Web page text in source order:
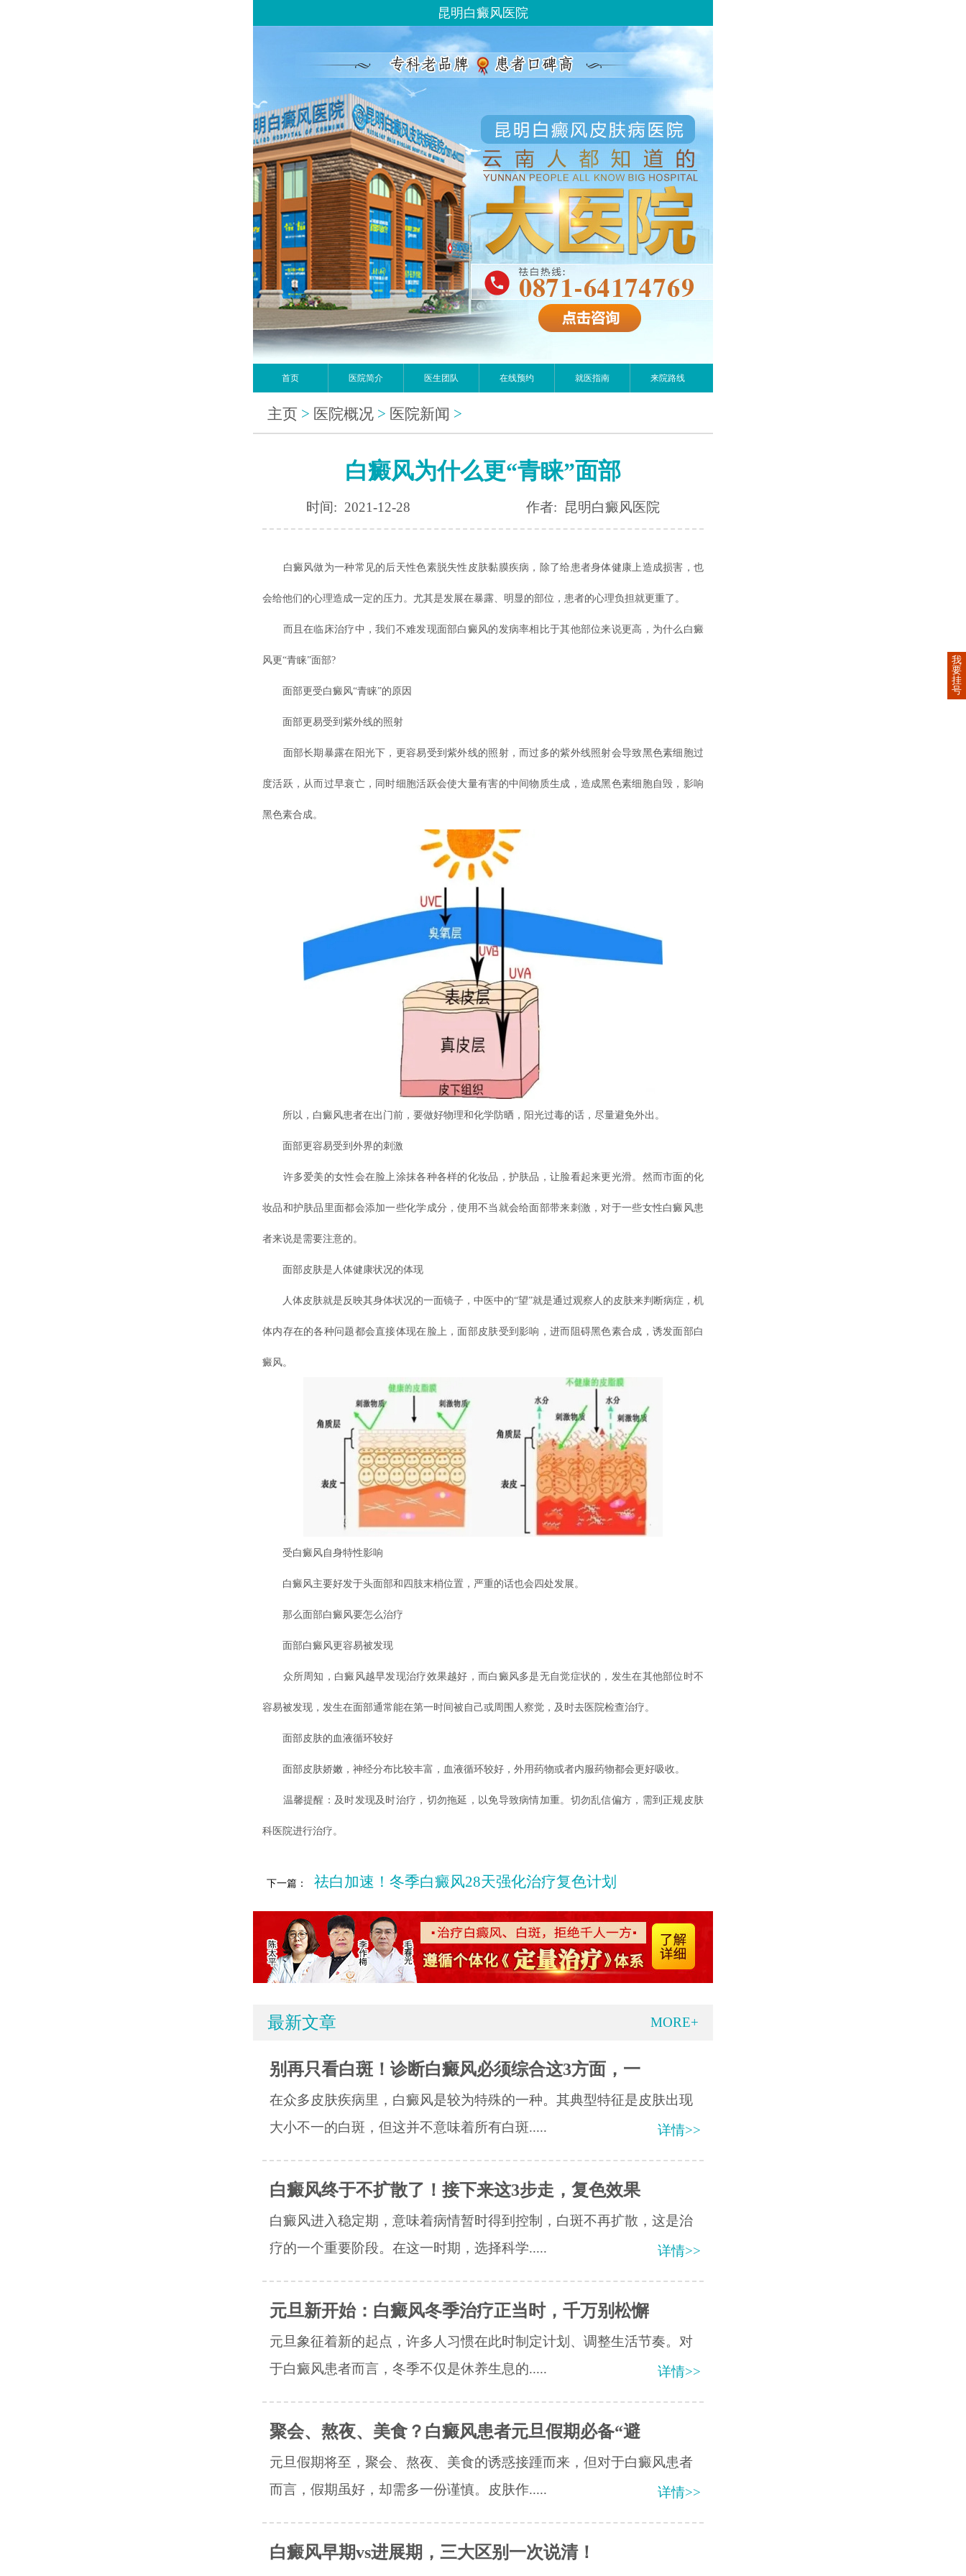
昆明白癜风医院
首页 医院简介 医生团队 在线预约 就医指南 来院路线
主页 > 医院概况 > 医院新闻 >
白癜风为什么更“青睐”面部
时间: 2021-12-28 作者: 昆明白癜风医院
白癜风做为一种常见的后天性色素脱失性皮肤黏膜疾病，除了给患者身体健康上造成损害，也
会给他们的心理造成一定的压力。尤其是发展在暴露、明显的部位，患者的心理负担就更重了。
而且在临床治疗中，我们不难发现面部白癜风的发病率相比于其他部位来说更高，为什么白癜
风更“青睐”面部?
面部更受白癜风“青睐”的原因
面部更易受到紫外线的照射
面部长期暴露在阳光下，更容易受到紫外线的照射，而过多的紫外线照射会导致黑色素细胞过
度活跃，从而过早衰亡，同时细胞活跃会使大量有害的中间物质生成，造成黑色素细胞自毁，影响
黑色素合成。
所以，白癜风患者在出门前，要做好物理和化学防晒，阳光过毒的话，尽量避免外出。
面部更容易受到外界的刺激
许多爱美的女性会在脸上涂抹各种各样的化妆品，护肤品，让脸看起来更光滑。然而市面的化
妆品和护肤品里面都会添加一些化学成分，使用不当就会给面部带来刺激，对于一些女性白癜风患
者来说是需要注意的。
面部皮肤是人体健康状况的体现
人体皮肤就是反映其身体状况的一面镜子，中医中的“望”就是通过观察人的皮肤来判断病症，机
体内存在的各种问题都会直接体现在脸上，面部皮肤受到影响，进而阻碍黑色素合成，诱发面部白
癜风。
受白癜风自身特性影响
白癜风主要好发于头面部和四肢末梢位置，严重的话也会四处发展。
那么面部白癜风要怎么治疗
面部白癜风更容易被发现
众所周知，白癜风越早发现治疗效果越好，而白癜风多是无自觉症状的，发生在其他部位时不
容易被发现，发生在面部通常能在第一时间被自己或周围人察觉，及时去医院检查治疗。
面部皮肤的血液循环较好
面部皮肤娇嫩，神经分布比较丰富，血液循环较好，外用药物或者内服药物都会更好吸收。
温馨提醒：及时发现及时治疗，切勿拖延，以免导致病情加重。切勿乱信偏方，需到正规皮肤
科医院进行治疗。
下一篇： 祛白加速！冬季白癜风28天强化治疗复色计划
最新文章 MORE+
别再只看白斑！诊断白癜风必须综合这3方面，一
在众多皮肤疾病里，白癜风是较为特殊的一种。其典型特征是皮肤出现
大小不一的白斑，但这并不意味着所有白斑.....
详情>>
白癜风终于不扩散了！接下来这3步走，复色效果
白癜风进入稳定期，意味着病情暂时得到控制，白斑不再扩散，这是治
疗的一个重要阶段。在这一时期，选择科学.....
详情>>
元旦新开始：白癜风冬季治疗正当时，千万别松懈
元旦象征着新的起点，许多人习惯在此时制定计划、调整生活节奏。对
于白癜风患者而言，冬季不仅是休养生息的.....
详情>>
聚会、熬夜、美食？白癜风患者元旦假期必备“避
元旦假期将至，聚会、熬夜、美食的诱惑接踵而来，但对于白癜风患者
而言，假期虽好，却需多一份谨慎。皮肤作.....
详情>>
白癜风早期vs进展期，三大区别一次说清！
我
要
挂
号